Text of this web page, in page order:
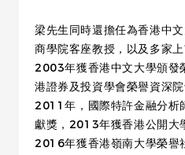
梁先生同時還擔任為香港中
商學院客座教授，以及多家上
2003年獲香港中文大學頒
港證券及投資學會榮譽資深
2011年，國際特許金融分析
獻獎，2013年獲香港公開大
2016年獲香港嶺南大學榮